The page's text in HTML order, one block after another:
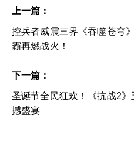
上一篇：
控兵者威震三界《吞噬苍穹
霸再燃战火！
下一篇：
圣诞节全民狂欢！《抗战2
撼盛宴